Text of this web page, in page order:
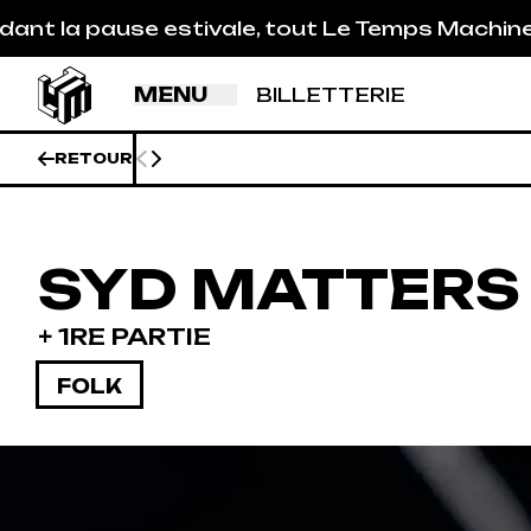
estivale, tout Le Temps Machine est
MENU BILLETTERIE
RETOUR
SYD MATTERS
+ 1RE PARTIE
FOLK